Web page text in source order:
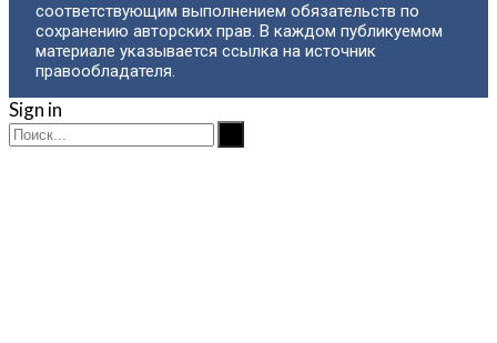
соответствующим выполнением обязательств по
сохранению авторских прав. В каждом публикуемом
материале указывается ссылка на источник
правообладателя.
Sign in